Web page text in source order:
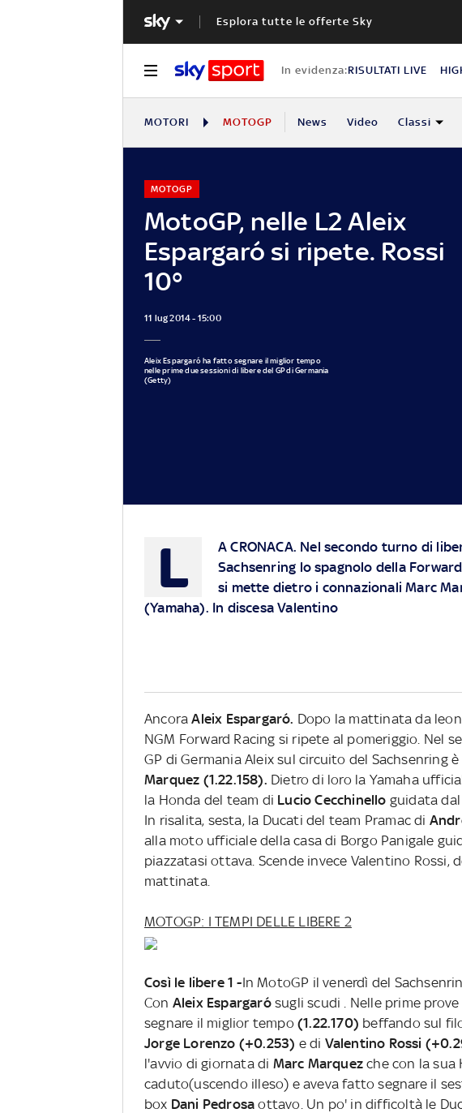
Esplora tutte le offerte Sky
In evidenza:RISULTATI LIVE
MOTORI MOTOGP News Video Classi
MotoGP, nelle L2 Aleix
Espargaró si ripete. Rossi
10°
MOTOGP
11 lug 2014 - 15:00
Aleix Espargaró ha fatto segnare il miglior tempo
nelle prime due sessioni di libere del GP di Germania
(Getty)
L A CRONACA. Nel secondo turno di
Sachsenring lo spagnolo della
si mette dietro i connazionali Marc
(Yamaha). In discesa Valentino
AncoraAleix Espargaró. Dopo la mattinata da
NGM Forward Racing si ripete al pomeriggio. Nel
GP di Germania Aleix sul circuito del Sachsenring
Marquez (1.22.158). Dietro di loro la Yamaha
la Honda del team di Lucio Cecchinello guidata
In risalita, sesta, la Ducati del team Pramac di
alla moto ufficiale della casa di Borgo Panigale
piazzatasi ottava. Scende invece Valentino Rossi,
mattinata.
MOTOGP: I TEMPI DELLE LIBERE 2
Così le libere 1 -In MotoGP il venerdì del
Con Aleix Espargarósugli scudi . Nelle prime
segnare il miglior tempo (1.22.170) beffando sul
Jorge Lorenzo (+0.253) e di Valentino Rossi
l'avvio di giornata di Marc Marquezche con la sua
caduto(uscendo illeso) e aveva fatto segnare il
box Dani Pedrosa ottavo. Un po' in difficoltà le